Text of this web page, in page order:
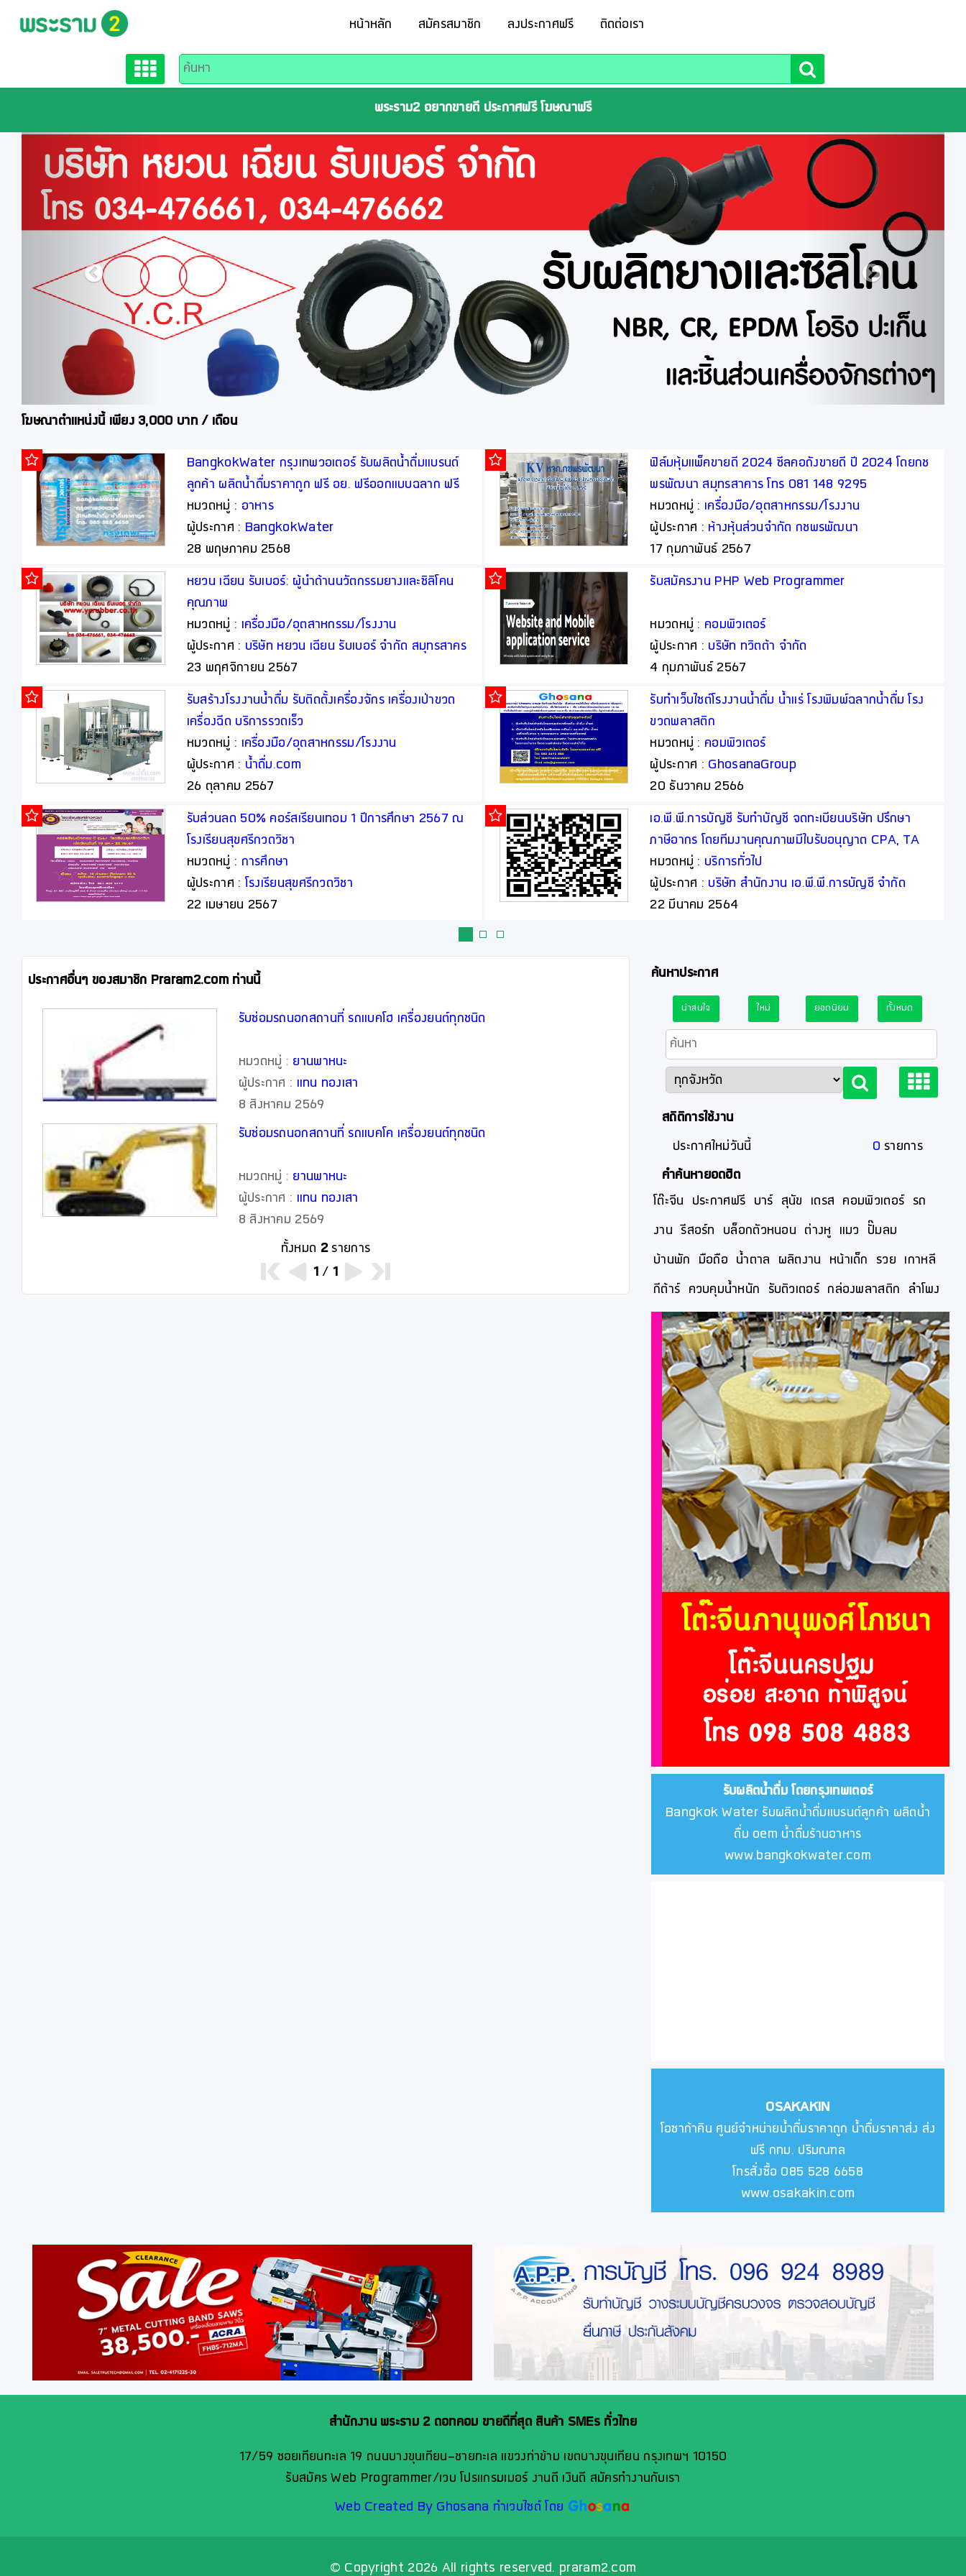
หน้าหลัก สมัครสมาชิก ลงประกาศฟรี ติดต่อเรา
พระราม2 อยากขายดี ประกาศฟรี โฆษณาฟรี
โฆษณาตำแหน่งนี้ เพียง 3,000 บาท / เดือน
BangkokWater กรุงเทพวอเตอร์ รับผลิตน้ำดื่มแบรนด์
ลูกค้า ผลิตน้ำดื่มราคาถูก ฟรี อย. ฟรีออกแบบฉลาก ฟรี
จัดส่ง
หมวดหมู่ : อาหาร
ผู้ประกาศ : BangkokWater
28 พฤษภาคม 2568
หยวน เฉียน รับเบอร์: ผู้นำด้านนวัตกรรมยางและซิลิโคน
คุณภาพ
หมวดหมู่ : เครื่องมือ/อุตสาหกรรม/โรงงาน
ผู้ประกาศ : บริษัท หยวน เฉียน รับเบอร์ จำกัด สมุทรสาคร
23 พฤศจิกายน 2567
รับสร้างโรงงานน้ำดื่ม รับติดตั้งเครื่องจักร เครื่องเป่าขวด
เครื่องฉีด บริการรวดเร็ว
หมวดหมู่ : เครื่องมือ/อุตสาหกรรม/โรงงาน
ผู้ประกาศ : น้ำดื่ม.com
26 ตุลาคม 2567
รับส่วนลด 50% คอร์สเรียนเทอม 1 ปีการศึกษา 2567 ณ
โรงเรียนสุขศรีกวดวิชา
หมวดหมู่ : การศึกษา
ผู้ประกาศ : โรงเรียนสุขศรีกวดวิชา
22 เมษายน 2567
ฟิล์มหุ้มแพ็คขายดี 2024 ซีลคอถังขายดี ปี 2024 โดยกช
พรพัฒนา สมุทรสาคาร โทร 081 148 9295
หมวดหมู่ : เครื่องมือ/อุตสาหกรรม/โรงงาน
ผู้ประกาศ : ห้างหุ้นส่วนจำกัด กชพรพัฒนา
17 กุมภาพันธ์ 2567
รับสมัครงาน PHP Web Programmer
หมวดหมู่ : คอมพิวเตอร์
ผู้ประกาศ : บริษัท ทวิตต้า จำกัด
4 กุมภาพันธ์ 2567
รับทำเว็บไซต์โรงงานน้ำดื่ม น้ำแร่ โรงพิมพ์ฉลากน้ำดื่ม โรง
ขวดพลาสติก
หมวดหมู่ : คอมพิวเตอร์
ผู้ประกาศ : GhosanaGroup
20 ธันวาคม 2566
เอ.พี.พี.การบัญชี รับทำบัญชี จดทะเบียนบริษัท ปรึกษา
ภาษีอากร โดยทีมงานคุณภาพมีใบรับอนุญาต CPA, TA
สุดยอดนักบัญชีที่บริษัทมหาชนไว้วางใจ
หมวดหมู่ : บริการทั่วไป
ผู้ประกาศ : บริษัท สำนักงาน เอ.พี.พี.การบัญชี จำกัด
22 มีนาคม 2564
ประกาศอื่นๆ ของสมาชิก Praram2.com ท่านนี้
รับซ่อมรถนอกสถานที่ รถแบคโฮ เครื่องยนต์ทุกชนิด
หมวดหมู่ : ยานพาหนะ
ผู้ประกาศ : แทน ทองเสา
8 สิงหาคม 2569
รับซ่อมรถนอกสถานที่ รถแบคโค เครื่องยนต์ทุกชนิด
หมวดหมู่ : ยานพาหนะ
ผู้ประกาศ : แทน ทองเสา
8 สิงหาคม 2569
ทั้งหมด 2รายการ
1 / 1
ค้นหาประกาศ
น่าสนใจ ใหม่ ยอดนิยม ทั้งหมด
สถิติการใช้งาน
ประกาศใหม่วันนี้ 0 รายการ
คำค้นหายอดฮิต
โต๊ะจีน
ประกาศฟรี บาร์ สุนัข เดรส คอมพิวเตอร์ รถ
งาน รีสอร์ท บล็อกตัวหนอน ต่างหู แมว ปั๊มลม
บ้านพัก มือถือ น้ำตาล ผลิตงาน หน้าเด็ก รวย เกาหลี
กีต้าร์ ควบคุมน้ำหนัก รับติวเตอร์ กล่องพลาสติก ลำโพง
รับผลิตน้ำดื่ม โดยกรุงเทพเตอร์
Bangkok Water รับผลิตน้ำดื่มแบรนด์ลูกค้า ผลิตน้ำ
ดื่ม oem น้ำดื่มร้านอาหาร
www.bangkokwater.com
OSAKAKIN
โอซาก้าคิน ศูนย์จำหน่ายน้ำดื่มราคาถูก น้ำดื่มราคาส่ง ส่ง
ฟรี กทม. ปริมณฑล
โทรสั่งซื้อ 085 528 6658
www.osakakin.com
สำนักงาน พระราม 2 ดอทคอม ขายดีที่สุด สินค้า SMEs ทั่วไทย
17/59 ซอยเทียนทะเล 19 ถนนบางขุนเทียน-ชายทะเล แขวงท่าข้าม เขตบางขุนเทียน กรุงเทพฯ 10150
รับสมัคร Web Programmer/เวบ โปรแกรมเมอร์ งานดี เงินดี สมัครทำงานกับเรา
Web Created By Ghosana ทำเวบไซต์ โดย
© Copyright 2026 All rights reserved. praram2.com